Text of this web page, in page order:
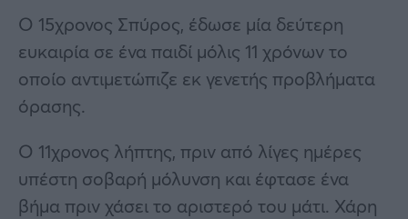
Ο 15χρονος Σπύρος, έδωσε μία δεύτερη
ευκαιρία σε ένα παιδί μόλις 11 χρόνων το
οποίο αντιμετώπιζε εκ γενετής προβλήματα
όρασης.
Ο 11χρονος λήπτης, πριν από λίγες ημέρες
υπέστη σοβαρή μόλυνση και έφτασε ένα
βήμα πριν χάσει το αριστερό του μάτι. Χάρη